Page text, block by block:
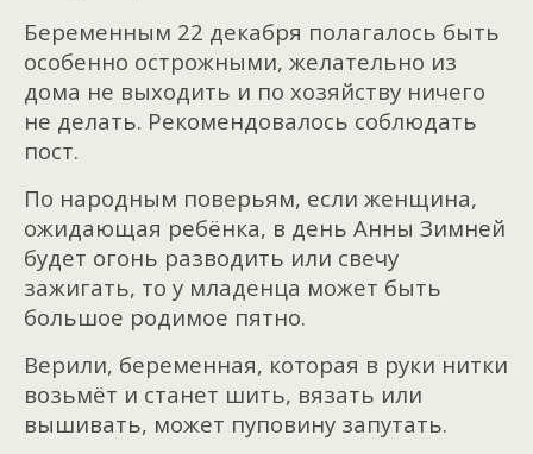
Беременным 22 декабря полагалось быть
особенно острожными, желательно из
дома не выходить и по хозяйству ничего
не делать. Рекомендовалось соблюдать
пост.
По народным поверьям, если женщина,
ожидающая ребёнка, в день Анны Зимней
будет огонь разводить или свечу
зажигать, то у младенца может быть
большое родимое пятно.
Верили, беременная, которая в руки нитки
возьмёт и станет шить, вязать или
вышивать, может пуповину запутать.